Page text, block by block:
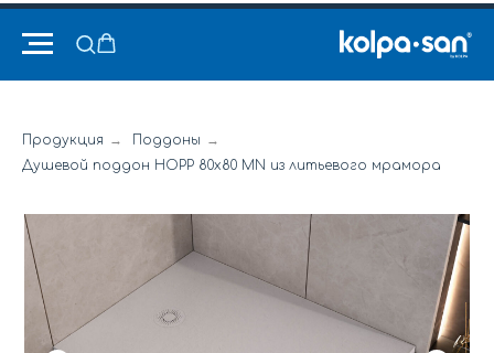
Продукция → Поддоны →
Душевой поддон HOPP 80x80 MN из литьевого мрамора